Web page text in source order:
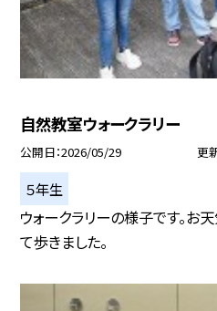
自然教室ウォークラリー
公開日 2026/05/29 更
５年生
ウォークラリーの様子です。お
て歩きました。